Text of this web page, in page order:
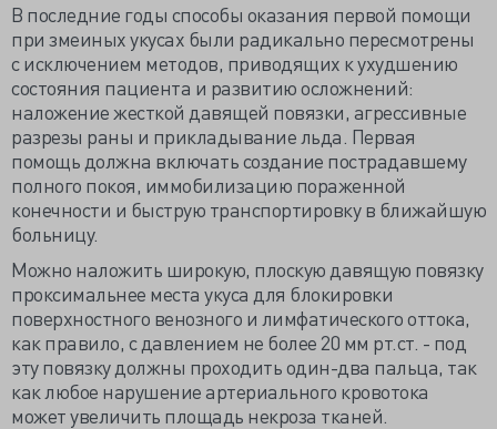
В последние годы способы оказания первой помощи
при змеиных укусах были радикально пересмотрены
с исключением методов, приводящих к ухудшению
состояния пациента и развитию осложнений:
наложение жесткой давящей повязки, агрессивные
разрезы раны и прикладывание льда. Первая
помощь должна включать создание пострадавшему
полного покоя, иммобилизацию пораженной
конечности и быструю транспортировку в ближайшую
больницу.
Можно наложить широкую, плоскую давящую повязку
проксимальнее места укуса для блокировки
поверхностного венозного и лимфатического оттока,
как правило, с давлением не более 20 мм рт.ст. - под
эту повязку должны проходить один-два пальца, так
как любое нарушение артериального кровотока
может увеличить площадь некроза тканей.